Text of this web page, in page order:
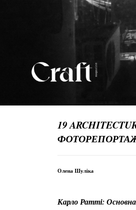
19
Олена Шуліка
Карло Ратті: Основна